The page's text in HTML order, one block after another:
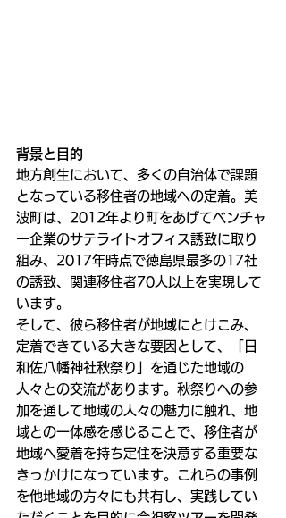
背景と目的
地方創生において、多くの自治体で課題
となっている移住者の地域への定着。美
波町は、2012年より町をあげてベンチャ
ー企業のサテライトオフィス誘致に取り
組み、2017年時点で徳島県最多の17社
の誘致、関連移住者70人以上を実現して
います。
そして、彼ら移住者が地域にとけこみ、
定着できている大きな要因として、「日
和佐八幡神社秋祭り」を通じた地域の
人々との交流があります。秋祭りへの参
加を通して地域の人々の魅力に触れ、地
域との一体感を感じることで、移住者が
地域へ愛着を持ち定住を決意する重要な
きっかけになっています。これらの事例
を他地域の方々にも共有し、実践してい